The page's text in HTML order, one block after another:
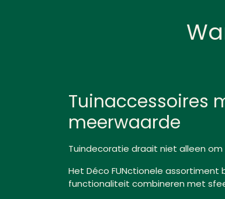
Tuinaccessoires
meerwaarde
Tuin­decoratie draait niet alleen om
Het Déco FUNctionele
functionaliteit combineren met